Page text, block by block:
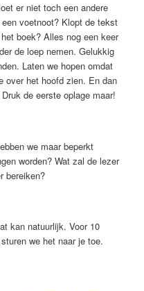
er niet toch een andere
voetnoot? Klopt de tekst
boek? Alles nog een keer
de loep nemen. Gelukkig
Laten we hopen omdat
over het hoofd zien. En dan
de eerste oplage maar!
we maar beperkt
worden? Wat zal de lezer
bereiken?
kan natuurlijk. Voor 10
we het naar je toe.